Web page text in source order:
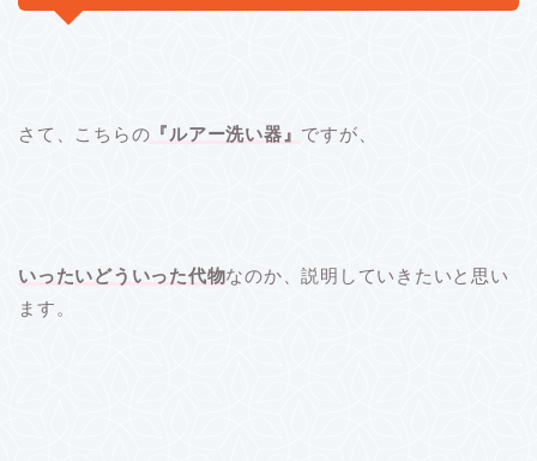
さて、こちらの 『ルアー洗い器』 ですが、
いったいどういった代物なのか、説明していきたいと思い
ます。